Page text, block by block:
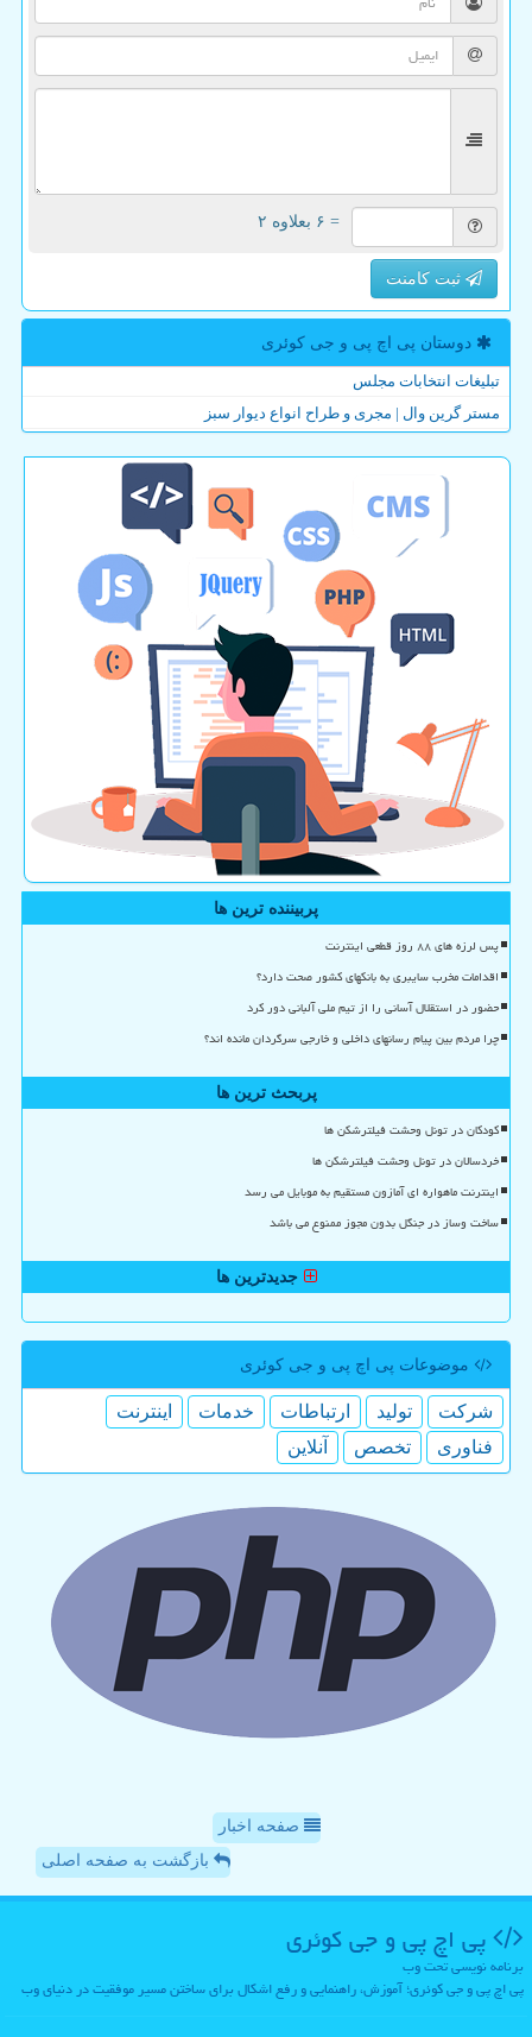
= ۶ بعلاوه ۲
ثبت کامنت
دوستان پی اچ پی و جی كوئری
تبلیغات انتخابات مجلس
مستر گرین وال | مجری و طراح انواع دیوار سبز
پربیننده ترین ها
پس لرزه های ۸۸ روز قطعی اینترنت
اقدامات مخرب سایبری به بانکهای کشور صحت دارد؟
حضور در استقلال آسانی را از تیم ملی آلبانی دور کرد
چرا مردم بین پیام رسانهای داخلی و خارجی سرگردان مانده اند؟
پربحث ترین ها
کودکان در تونل وحشت فیلترشکن ها
خردسالان در تونل وحشت فیلترشکن ها
اینترنت ماهواره ای آمازون مستقیم به موبایل می رسد
ساخت وساز در جنگل بدون مجوز ممنوع می باشد
جدیدترین ها
موضوعات پی اچ پی و جی كوئری
شركت تولید ارتباطات خدمات
اینترنت
فناوری
تخصص آنلاین
صفحه اخبار
بازگشت به صفحه اصلی
پی اچ پی و جی كوئری
برنامه نویسی تحت وب
پی اچ پی و جی کوئری؛ آموزش، راهنمایی و رفع اشکال برای ساختن مسیر موفقیت در دنیای وب